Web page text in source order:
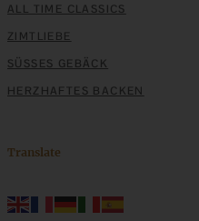
ALL TIME CLASSICS
ZIMTLIEBE
SÜSSES GEBÄCK
HERZHAFTES BACKEN
Translate